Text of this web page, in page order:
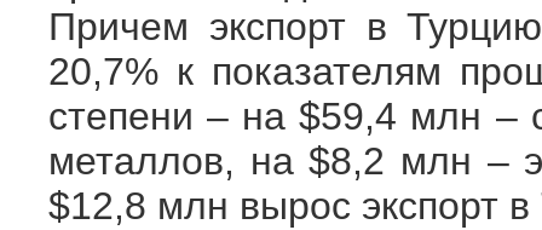
Причем экспорт в
20,7% к показателям
степени – на $59,4 млн –
металлов, на $8,2 млн
$12,8 млн вырос экспорт